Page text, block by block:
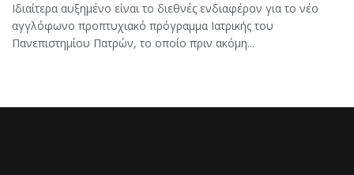
Ιδιαίτερα αυξημένο είναι το διεθνές ενδιαφέρον για το νέο
αγγλόφωνο προπτυχιακό πρόγραμμα Ιατρικής του
Πανεπιστημίου Πατρών, το οποίο πριν ακόμη...